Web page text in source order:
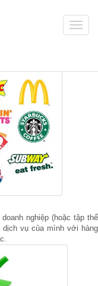
nghiệp (hoặc tập thể
dịch vụ của mình với hàng